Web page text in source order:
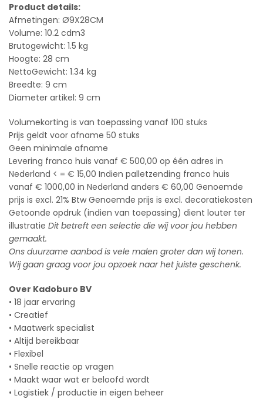
Product details:
Afmetingen: Ø9X28CM
Volume: 10.2 cdm3
Brutogewicht: 1.5 kg
Hoogte: 28 cm
NettoGewicht: 1.34 kg
Breedte: 9 cm
Diameter artikel: 9 cm
Volumekorting is van toepassing vanaf 100 stuks
Prijs geldt voor afname 50 stuks
Geen minimale afname
Levering franco huis vanaf € 500,00 op één adres in
Nederland < = € 15,00 Indien palletzending franco huis
vanaf € 1000,00 in Nederland anders € 60,00 Genoemde
prijs is excl. 21% Btw Genoemde prijs is excl. decoratiekosten
Getoonde opdruk (indien van toepassing) dient louter ter
illustratie Dit betreft een selectie die wij voor jou hebben
gemaakt.
Ons duurzame aanbod is vele malen groter dan wij tonen.
Wij gaan graag voor jou opzoek naar het juiste geschenk.
Over Kadoburo BV
• 18 jaar ervaring
• Creatief
• Maatwerk specialist
• Altijd bereikbaar
• Flexibel
• Snelle reactie op vragen
• Maakt waar wat er beloofd wordt
• Logistiek / productie in eigen beheer